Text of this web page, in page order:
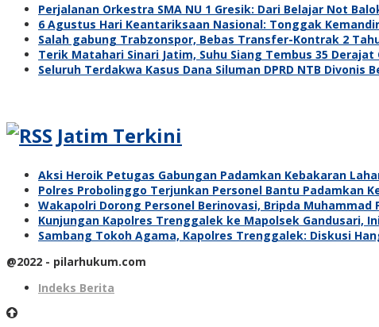
Perjalanan Orkestra SMA NU 1 Gresik: Dari Belajar Not
6 Agustus Hari Keantariksaan Nasional: Tonggak
Salah gabung Trabzonspor, Bebas Transfer-Kontrak 2
Terik Matahari Sinari Jatim, Suhu Siang Tembus 35 Derajat
Seluruh Terdakwa Kasus Dana Siluman DPRD NTB Divonis
Jatim Terkini
Aksi Heroik Petugas Gabungan Padamkan Kebakaran
Polres Probolinggo Terjunkan Personel Bantu Padamkan
Wakapolri Dorong Personel Berinovasi, Bripda Muhammad
Kunjungan Kapolres Trenggalek ke Mapolsek Gandusari,
Sambang Tokoh Agama, Kapolres Trenggalek: Diskusi
@2022 - pilarhukum.com
Indeks Berita